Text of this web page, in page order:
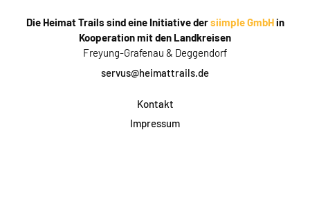
Die Heimat Trails sind eine Initiative dersiimple GmbHin
Kooperation mit den Landkreisen
Freyung-Grafenau & Deggendorf
servus@heimattrails.de
Kontakt
Impressum